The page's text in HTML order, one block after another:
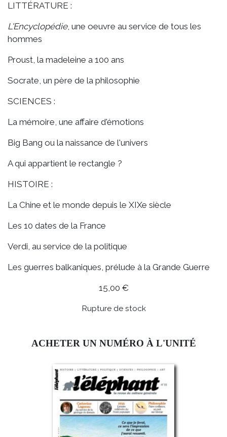
LITTÉRATURE :
L'Encyclopédie, une oeuvre au service de tous les
hommes
Proust, la madeleine a 100 ans
Socrate, un père de la philosophie
SCIENCES :
La mémoire, une affaire d'émotions
Big Bang ou la naissance de l'univers
A qui appartient le rectangle ?
HISTOIRE :
La Chine et le monde depuis le XIXe siècle
Les 10 dates de la France
Verdi, au service de la politique
Les guerres balkaniques, prélude à la Grande Guerre
15,00 €
Rupture de stock
ACHETER UN NUMÉRO À L'UNITÉ